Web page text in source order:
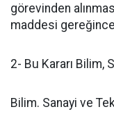
görevinden
maddesi
2- Bu Kararı Bilim,
Bilim. Sanayi ve